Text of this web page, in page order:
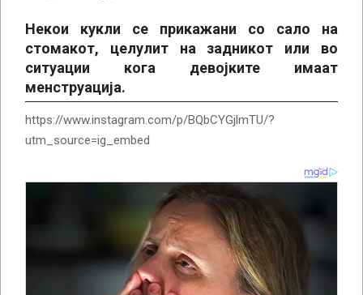
Некои кукли се прикажани со сало на
стомакот, целулит на задникот или во
ситуации кога девојките имаат
менструација.
https://www.instagram.com/p/BQbCYGjlmTU/?
utm_source=ig_embed